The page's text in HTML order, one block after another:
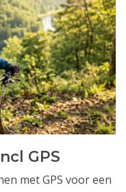
GPS
met GPS voor een